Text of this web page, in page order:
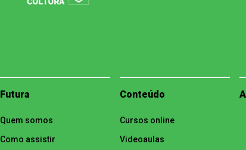
Futura
Quem somos
Como assistir
Conteúdo
Cursos online
Videoaulas